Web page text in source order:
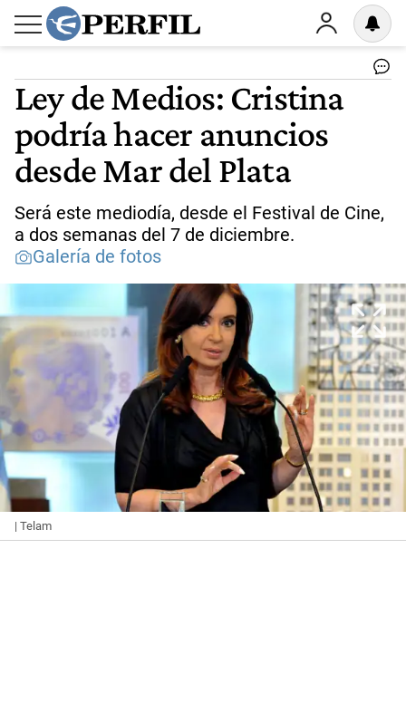
Ley de Medios: Cristina
podría hacer anuncios
desde Mar del Plata
Será este mediodía, desde el Festival de Cine,
a dos semanas del 7 de diciembre.
Galería de fotos
| Telam